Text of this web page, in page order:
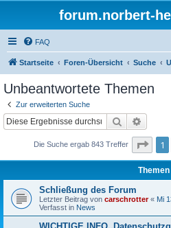
forum.norbert-
FAQ
Startseite Foren-Übersicht Suche
Unbeantwortete Themen
Zur erweiterten Suche
Suche
Die Suche ergab 843 Treffer Seite
1
Themen
Schließung des Forum
Letzter Beitrag von carschrotter« Mi
Verfasst in News
WICHTIGE